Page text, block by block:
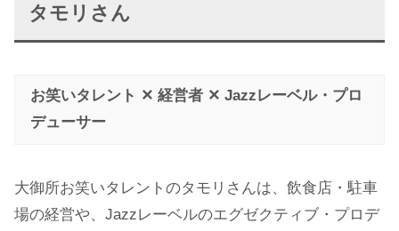
タモリさん
お笑いタレント ✕ 経営者 ✕ Jazzレーベル・プロ
デューサー
大御所お笑いタレントのタモリさんは、飲食店・駐車
場の経営や、Jazzレーベルのエグゼクティブ・プロデ